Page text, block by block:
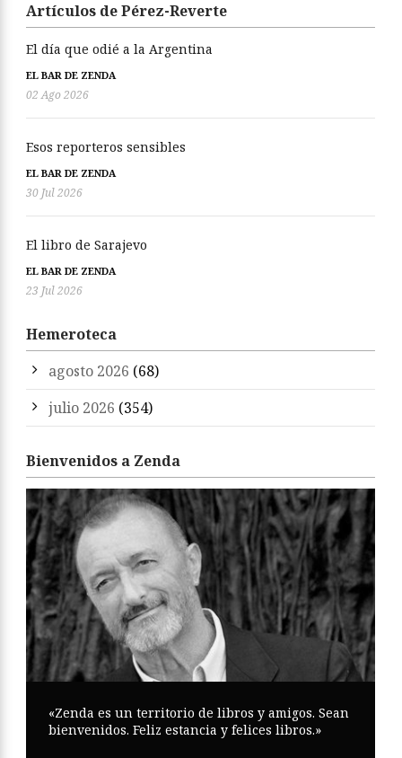
Artículos de Pérez-Reverte
El día que odié a la Argentina
EL BAR DE ZENDA
02 Ago 2026
Esos reporteros sensibles
EL BAR DE ZENDA
30 Jul 2026
El libro de Sarajevo
EL BAR DE ZENDA
23 Jul 2026
Hemeroteca
agosto 2026 (68)
julio 2026 (354)
Bienvenidos a Zenda
«Zenda es un territorio de libros y amigos. Sean
bienvenidos. Feliz estancia y felices libros.»